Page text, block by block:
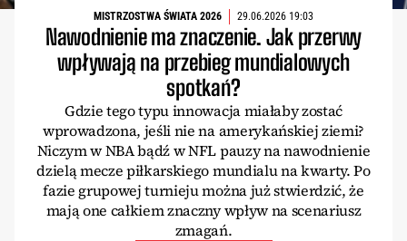
MISTRZOSTWA ŚWIATA 2026 29.06.2026 19:03
Nawodnienie ma znaczenie. Jak przerwy
wpływają na przebieg mundialowych
spotkań?
Gdzie tego typu innowacja miałaby zostać
wprowadzona, jeśli nie na amerykańskiej ziemi?
Niczym w NBA bądź w NFL pauzy na nawodnienie
dzielą mecze piłkarskiego mundialu na kwarty. Po
fazie grupowej turnieju można już stwierdzić, że
mają one całkiem znaczny wpływ na scenariusz
zmagań.